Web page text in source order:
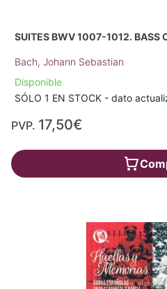
SUITES BWV 1007-1012. BASS
Bach, Johann Sebastian
Disponible
SÓLO 1 EN STOCK - dato
PVP. 17,50€